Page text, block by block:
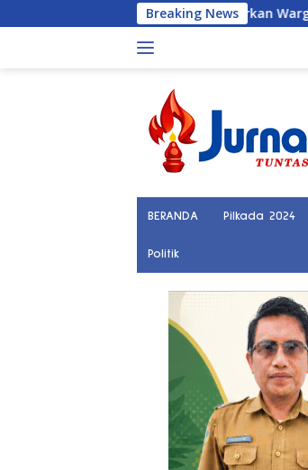
ke
Breaking News
Bikin Gegerkan Warga Banggai, Diduga Orang
BERANDA Pilkada 2024
Politik